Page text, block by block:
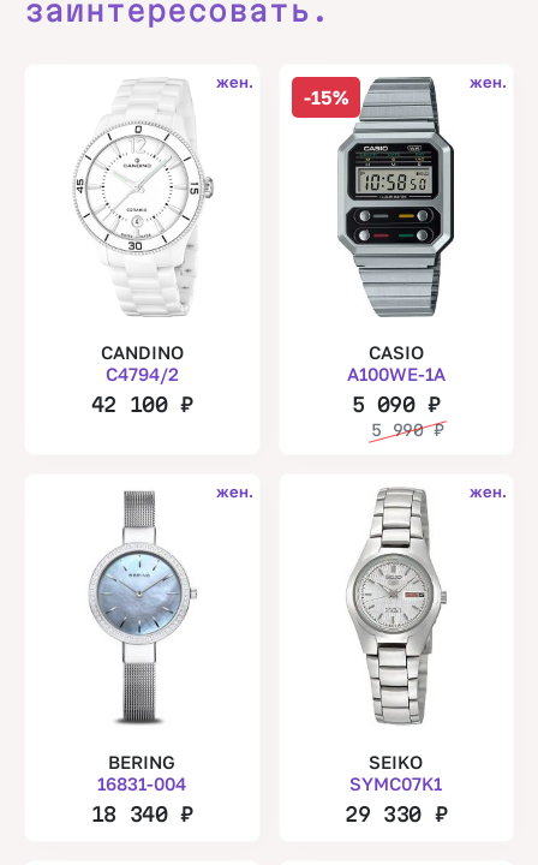
заинтересовать.
жен.
CANDINO
C4794/2
42 100₽
-15%
жен.
CASIO
A100WE-1A
5 090₽
5 990₽
жен.
BERING
16831-004
18 340₽
жен.
SEIKO
SYMC07K1
29 330 ₽